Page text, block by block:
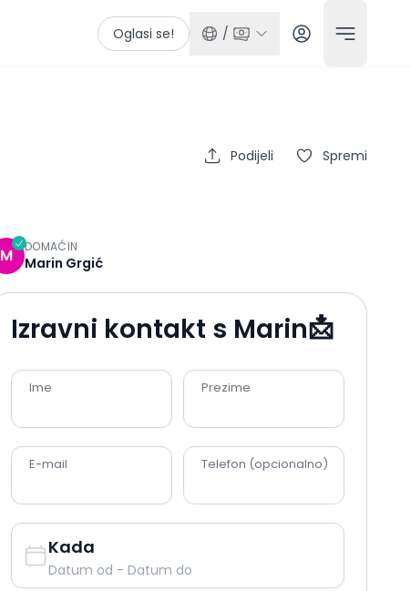
Oglasi se! /
Podijeli
Spremi
M DOMAĆIN
Marin Grgić
Izravni kontakt s Marin📩
Ime Prezime
E-mail Telefon (opcionalno)
Kada
Datum od - Datum do